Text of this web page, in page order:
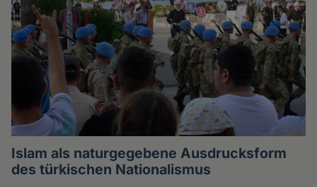
Islam als naturgegebene Ausdrucksform
des türkischen Nationalismus